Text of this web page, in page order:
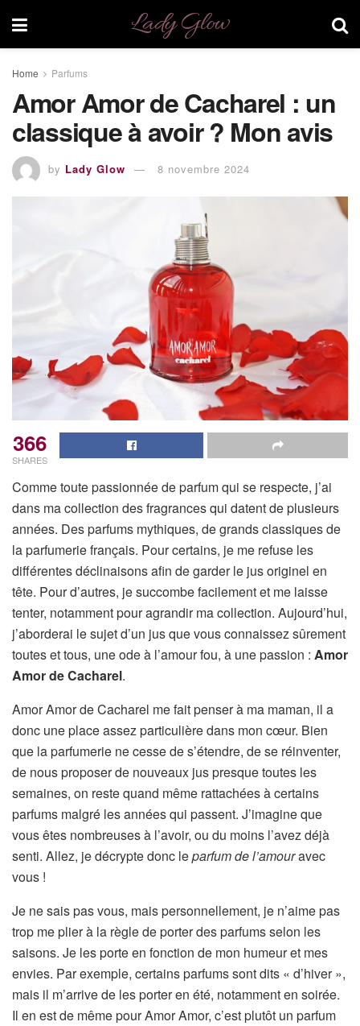
Lady Glow
Home Parfums
Amor Amor de Cacharel : un
classique à avoir ? Mon avis
by Lady Glow 8 novembre 2024
366
SHARES
Comme toute passionnée de parfum qui se respecte, j’ai
dans ma collection des fragrances qui datent de plusieurs
années. Des parfums mythiques, de grands classiques de
la parfumerie français. Pour certains, je me refuse les
différentes déclinaisons afin de garder le jus originel en
tête. Pour d’autres, je succombe facilement et me laisse
tenter, notamment pour agrandir ma collection. Aujourd’hui,
j’aborderai le sujet d’un jus que vous connaissez sûrement
toutes et tous, une ode à l’amour fou, à une passion : Amor
Amor de Cacharel.
Amor Amor de Cacharel me fait penser à ma maman, il a
donc une place assez particulière dans mon cœur. Bien
que la parfumerie ne cesse de s’étendre, de se réinventer,
de nous proposer de nouveaux jus presque toutes les
semaines, on reste quand même rattachées à certains
parfums malgré les années qui passent. J’imagine que
vous êtes nombreuses à l’avoir, ou du moins l’avez déjà
senti. Allez, je décrypte donc leparfum de l’amouravec
vous !
Je ne sais pas vous, mais personnellement, je n’aime pas
trop me plier à la règle de porter des parfums selon les
saisons. Je les porte en fonction de mon humeur et mes
envies. Par exemple, certains parfums sont dits « d’hiver »,
mais il m’arrive de les porter en été, notamment en soirée.
Il en est de même pour Amor Amor, c’est plutôt un parfum